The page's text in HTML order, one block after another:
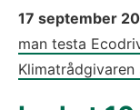
17 september
man testa
Klimatrådgivaren